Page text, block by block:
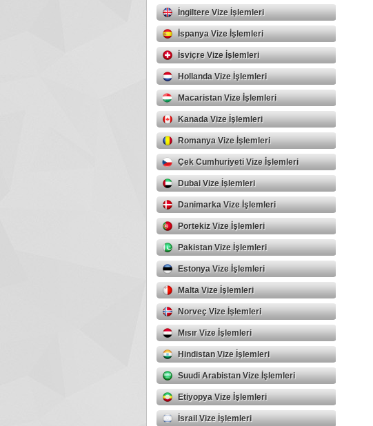
İngiltere Vize İşlemleri
İspanya Vize İşlemleri
İsviçre Vize İşlemleri
Hollanda Vize İşlemleri
Macaristan Vize İşlemleri
Kanada Vize İşlemleri
Romanya Vize İşlemleri
Çek Cumhuriyeti Vize İşlemleri
Dubai Vize İşlemleri
Danimarka Vize İşlemleri
Portekiz Vize İşlemleri
Pakistan Vize İşlemleri
Estonya Vize İşlemleri
Malta Vize İşlemleri
Norveç Vize İşlemleri
Mısır Vize İşlemleri
Hindistan Vize İşlemleri
Suudi Arabistan Vize İşlemleri
Etiyopya Vize İşlemleri
İsrail Vize İşlemleri